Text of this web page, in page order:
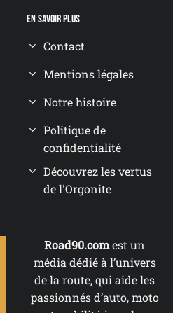
En savoir plus
Contact
Mentions légales
Notre histoire
Politique de
confidentialité
Découvrez les vertus
de l'Orgonite
Road90.comest un
média dédié à l’univers
de la route, qui aide les
passionnés d’auto, moto